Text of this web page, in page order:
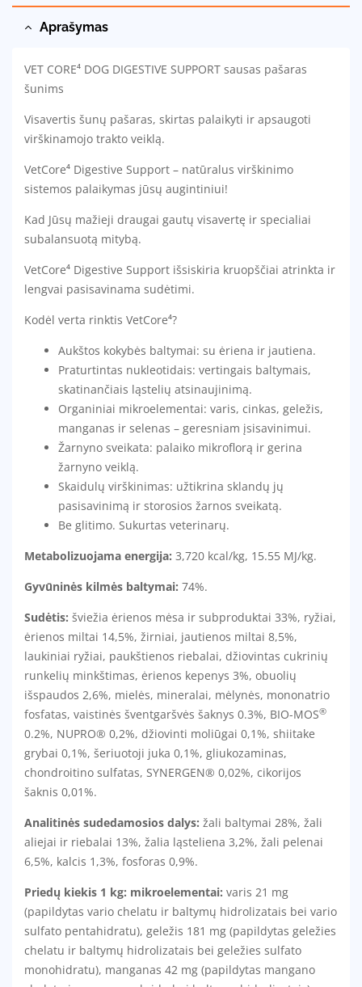
Aprašymas
VET CORE⁴ DOG DIGESTIVE SUPPORT sausas pašaras
šunims
Visavertis šunų pašaras, skirtas palaikyti ir apsaugoti
virškinamojo trakto veiklą.
VetCore⁴ Digestive Support – natūralus virškinimo
sistemos palaikymas jūsų augintiniui!
Kad Jūsų mažieji draugai gautų visavertę ir specialiai
subalansuotą mitybą.
VetCore⁴ Digestive Support išsiskiria kruopščiai atrinkta ir
lengvai pasisavinama sudėtimi.
Kodėl verta rinktis VetCore⁴?
Aukštos kokybės baltymai: su ėriena ir jautiena.
Praturtintas nukleotidais: vertingais baltymais,
skatinančiais ląstelių atsinaujinimą.
Organiniai mikroelementai: varis, cinkas, geležis,
manganas ir selenas – geresniam įsisavinimui.
Žarnyno sveikata: palaiko mikroflorą ir gerina
žarnyno veiklą.
Skaidulų virškinimas: užtikrina sklandų jų
pasisavinimą ir storosios žarnos sveikatą.
Be glitimo. Sukurtas veterinarų.
Metabolizuojama energija: 3,720 kcal/kg, 15.55 MJ/kg.
Gyvūninės kilmės baltymai: 74%.
Sudėtis: šviežia ėrienos mėsa ir subproduktai 33%, ryžiai,
ėrienos miltai 14,5%, žirniai, jautienos miltai 8,5%,
laukiniai ryžiai, paukštienos riebalai, džiovintas cukrinių
runkelių minkštimas, ėrienos kepenys 3%, obuolių
išspaudos 2,6%, mielės, mineralai, mėlynės, mononatrio
fosfatas, vaistinės šventgaršvės šaknys 0.3%, BIO-MOS®
0.2%, NUPRO® 0,2%, džiovinti moliūgai 0,1%, shiitake
grybai 0,1%, šeriuotoji juka 0,1%, gliukozaminas,
chondroitino sulfatas, SYNERGEN® 0,02%, cikorijos
šaknis 0,01%.
Analitinės sudedamosios dalys: žali baltymai 28%, žali
aliejai ir riebalai 13%, žalia ląsteliena 3,2%, žali pelenai
6,5%, kalcis 1,3%, fosforas 0,9%.
Priedų kiekis 1 kg: mikroelementai: varis 21 mg
(papildytas vario chelatu ir baltymų hidrolizatais bei vario
sulfato pentahidratu), geležis 181 mg (papildytas geležies
chelatu ir baltymų hidrolizatais bei geležies sulfato
monohidratu), manganas 42 mg (papildytas mangano